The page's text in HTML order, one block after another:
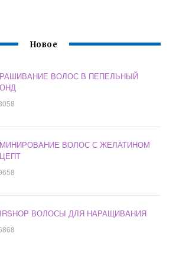
Новое
ВОЛОС В ПЕПЕЛЬНЫЙ
ВОЛОС С ЖЕЛАТИНОМ
ВОЛОСЫ ДЛЯ НАРАЩИВАНИЯ